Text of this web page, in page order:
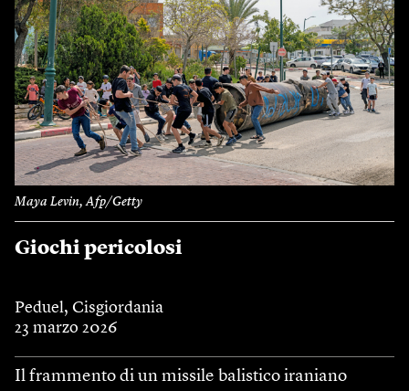
Maya Levin, Afp/Getty
Giochi pericolosi
Peduel, Cisgiordania
23 marzo 2026
Il frammento di un missile balistico iraniano